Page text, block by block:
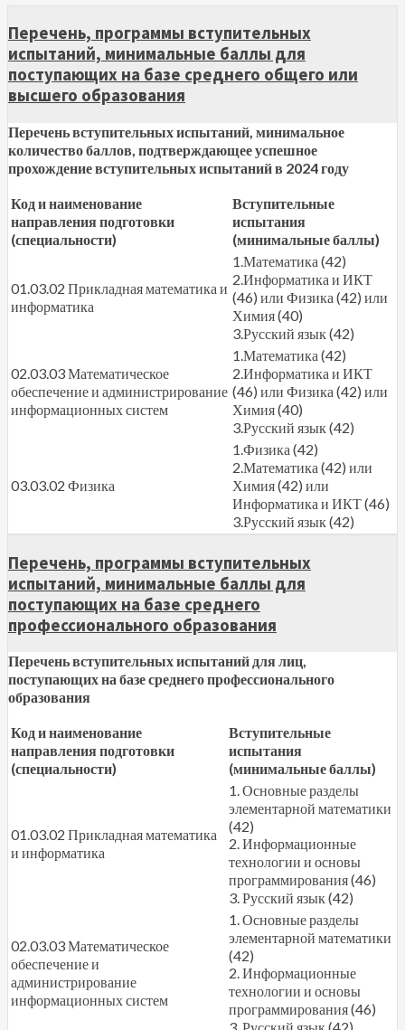
Перечень, программы вступительных
испытаний, минимальные баллы для
поступающих на базе среднего общего или
высшего образования
Перечень вступительных испытаний, минимальное
количество баллов, подтверждающее успешное
прохождение вступительных испытаний в 2024 году
Код и наименование
направления подготовки
(специальности)
Вступительные
испытания
(минимальные баллы)
01.03.02 Прикладная математика и
информатика
1.Математика (42)
2.Информатика и ИКТ
(46) или Физика (42) или
Химия (40)
3.Русский язык (42)
02.03.03 Математическое
обеспечение и администрирование
информационных систем
1.Математика (42)
2.Информатика и ИКТ
(46) или Физика (42) или
Химия (40)
3.Русский язык (42)
03.03.02 Физика
1.Физика (42)
2.Математика (42) или
Химия (42) или
Информатика и ИКТ (46)
3.Русский язык (42)
Перечень, программы вступительных
испытаний, минимальные баллы для
поступающих на базе среднего
профессионального образования
Перечень вступительных испытаний для лиц,
поступающих на базе среднего профессионального
образования
Код и наименование
направления подготовки
(специальности)
Вступительные
испытания
(минимальные баллы)
01.03.02 Прикладная математика
и информатика
1. Основные разделы
элементарной математики
(42)
2. Информационные
технологии и основы
программирования (46)
3. Русский язык (42)
02.03.03 Математическое
обеспечение и
администрирование
информационных систем
1. Основные разделы
элементарной математики
(42)
2. Информационные
технологии и основы
программирования (46)